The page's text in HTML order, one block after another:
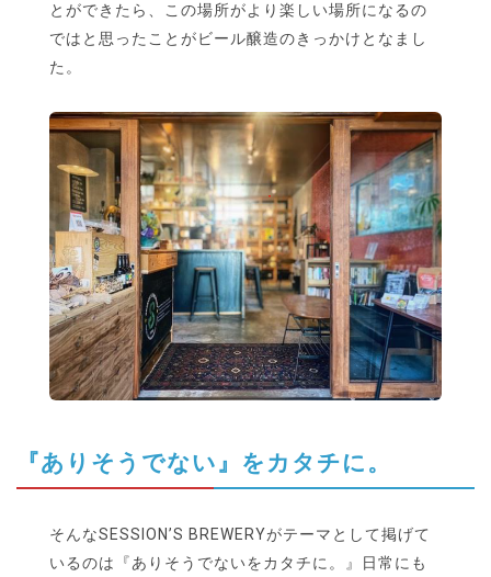
とができたら、この場所がより楽しい場所になるの
ではと思ったことがビール醸造のきっかけとなまし
た。
『ありそうでない』をカタチに。
そんなSESSION’S BREWERYがテーマとして掲げて
いるのは『ありそうでないをカタチに。』日常にも